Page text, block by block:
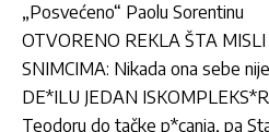
„Posvećeno“ Paolu Sorentinu
OTVORENO REKLA ŠTA
SNIMCIMA: Nikada ona sebe
DE*ILU JEDAN
Teodoru do tačke p*canja, pa